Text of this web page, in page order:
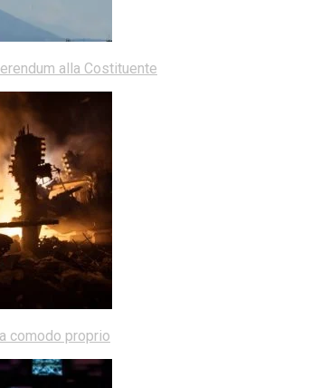
alla Costituente
comodo proprio